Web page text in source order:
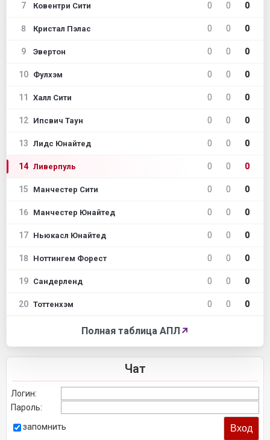
7 Ковентри Сити 0 0 0
8 Кристал Пэлас 0 0 0
9 Эвертон 0 0 0
10 Фулхэм 0 0 0
11 Халл Сити 0 0 0
12 Ипсвич Таун 0 0 0
13 Лидс Юнайтед 0 0 0
14 Ливерпуль 0 0 0
15 Манчестер Сити 0 0 0
16 Манчестер Юнайтед 0 0 0
17 Ньюкасл Юнайтед 0 0 0
18 Ноттингем Форест 0 0 0
19 Сандерленд 0 0 0
20 Тоттенхэм 0 0 0
Полная таблица АПЛ ↗
Чат
Логин:
Пароль:
запомнить